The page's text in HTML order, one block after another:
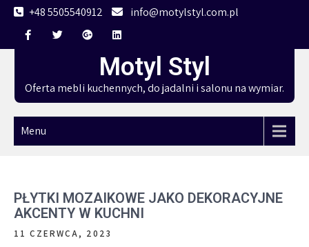
Skip
content
+48 5505540912 info@motylstyl.com.pl
Motyl Styl
Oferta mebli kuchennych, do jadalni i salonu na wymiar.
Menu
PŁYTKI MOZAIKOWE JAKO DEKORACYJNE
AKCENTY W KUCHNI
11 CZERWCA, 2023